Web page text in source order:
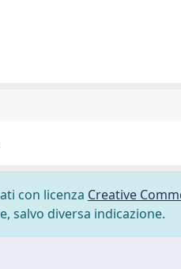
con licenza Creative
salvo diversa indicazione.